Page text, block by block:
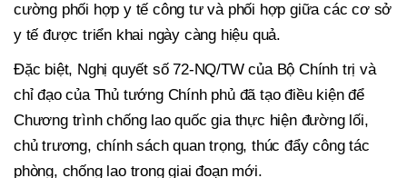
cường phối hợp y tế công tư và phối hợp giữa các cơ sở
y tế được triển khai ngày càng hiệu quả.
Đặc biệt, Nghị quyết số 72-NQ/TW của Bộ Chính trị và
chỉ đạo của Thủ tướng Chính phủ đã tạo điều kiện để
Chương trình chống lao quốc gia thực hiện đường lối,
chủ trương, chính sách quan trọng, thúc đẩy công tác
phòng, chống lao trong giai đoạn mới.